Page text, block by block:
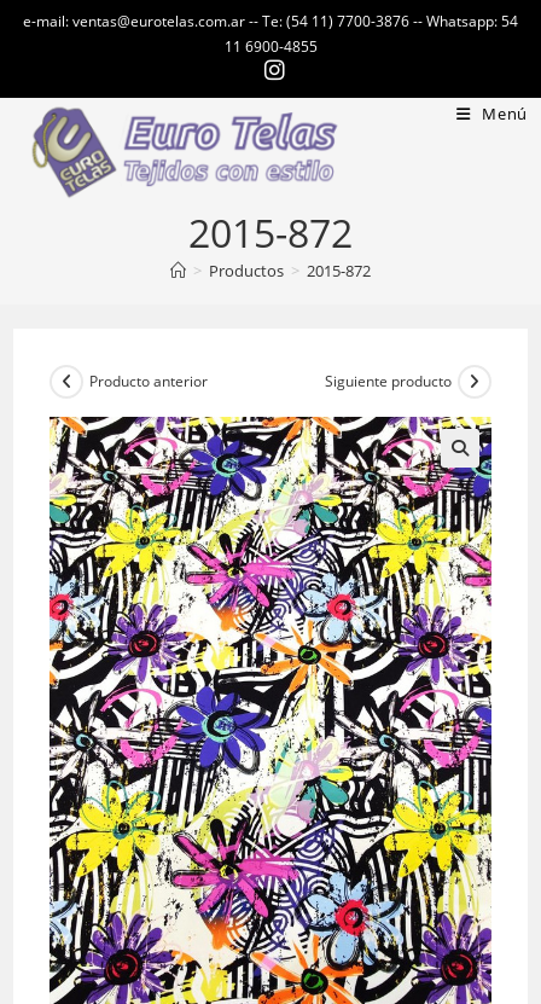
e-mail: ventas@eurotelas.com.ar -- Te: (54 11) 7700-3876 -- Whatsapp: 54
11 6900-4855
Menú
2015-872
> Productos > 2015-872
Producto anterior Siguiente producto